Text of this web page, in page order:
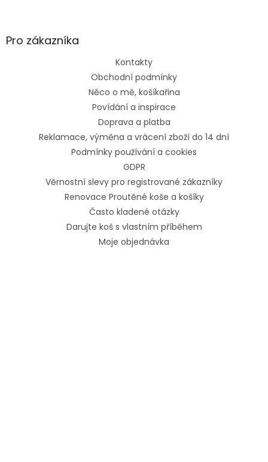
Pro zákazníka
Kontakty
Obchodní podmínky
Něco o mě, košíkařina
Povídání a inspirace
Doprava a platba
Reklamace, výměna a vrácení zboží do 14 dní
Podmínky používání a cookies
GDPR
Věrnostní slevy pro registrované zákazníky
Renovace Proutěné koše a košíky
Často kladené otázky
Darujte koš s vlastním příběhem
Moje objednávka